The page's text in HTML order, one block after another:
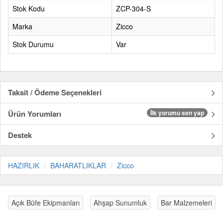
Stok Kodu
ZCP-304-S
Marka
Zicco
Stok Durumu
Var
Taksit / Ödeme Seçenekleri
Ürün Yorumları
İlk yorumu sen yap
Destek
HAZIRLIK BAHARATLIKLAR Zicco
Açık Büfe Ekipmanları Ahşap Sunumluk Bar Malzemeleri